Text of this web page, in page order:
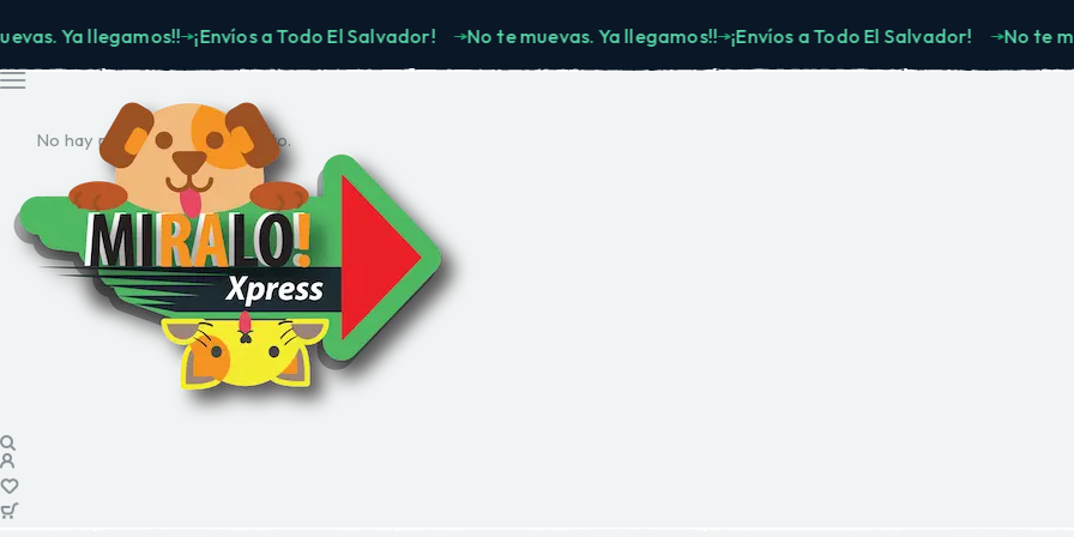
Ya llegamos!! ¡Envíos a Todo El Salvador! No te muevas. Ya llegamos!! ¡Envíos a Todo El Salvador! No te
No hay productos en el carrito.